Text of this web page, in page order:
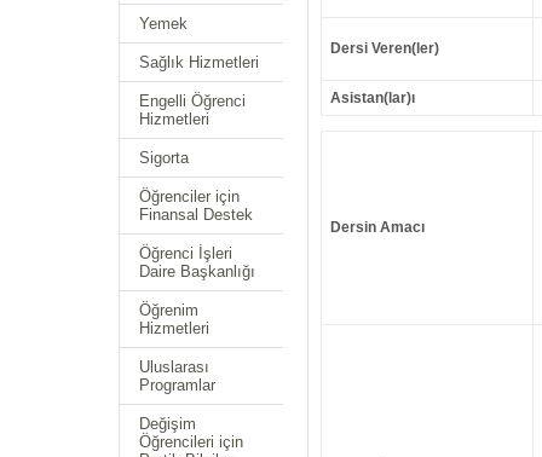
Yemek
Sağlık Hizmetleri
Engelli Öğrenci
Hizmetleri
Sigorta
Öğrenciler için
Finansal Destek
Öğrenci İşleri
Daire Başkanlığı
Öğrenim
Hizmetleri
Uluslarası
Programlar
Değişim
Öğrencileri için
Dersi Veren(ler)
Asistan(lar)ı
Dersin Amacı